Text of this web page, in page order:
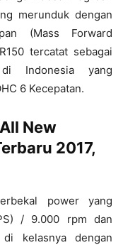
merunduk dengan
(Mass Forward
tercatat sebagai
Indonesia yang
6 Kecepatan.
New
2017,
power yang
/ 9.000 rpm dan
di kelasnya dengan